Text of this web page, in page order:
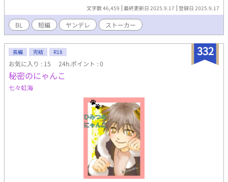
文字数 46,459 最終更新日 2025.9.17 登録日 2025.9.17
BL 短編 ヤンデレ ストーカー
332
長編 完結 R18
お気に入り : 15 24h.ポイント : 0
秘密のにゃんこ
七々虹海